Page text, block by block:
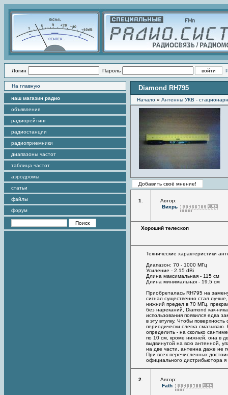
Логин Пароль
На главную
наш магазин радио
объявления
радиорейтинг
радиостанции
радиоприемники
диапазоны частот
таблица частот
аэродромы
статьи
файлы
форум
Diamond RH795
Начало » Антенны УКВ -
1
Автор:
Вихрь
Хороший телескоп
Технические характеристики
Диапазон: 70 - 1000 МГц
Усиление - 2.15 dBi
Длина максимальная - 115 см
Длина минимальная - 19.5 см
Приобреталась RH795 на
сигнал существенно стал
нижний предел в 70 МГц,
без нареканий, Diamond как-
использования появился едва
в эту втулку. Чтобы
периодически слегка
определить - на сколько
по 10 см, кроме нижней, она в
выдвинутой на всю антенной,
на две части, антенна даже не
При всех перечисленных
официального дистрибьютора я
2
Автор:
Fath